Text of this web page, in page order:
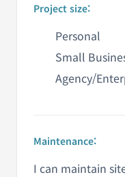
Project size:
Personal
Small
Agency/
Maintenance:
I can maintain